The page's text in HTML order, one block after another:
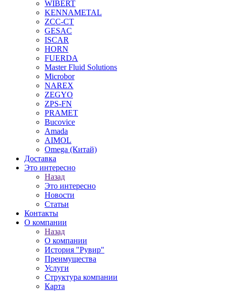
WIBERT
KENNAMETAL
ZCC-CT
GESAC
ISCAR
HORN
FUERDA
Master Fluid Solutions
Microbor
NAREX
ZEGYO
ZPS-FN
PRAMET
Bucovice
Amada
AIMOL
Omega (Китай)
Доставка
Это интересно
Назад
Это интересно
Новости
Статьи
Контакты
О компании
Назад
О компании
История "Рувир"
Преимущества
Услуги
Структура компании
Карта